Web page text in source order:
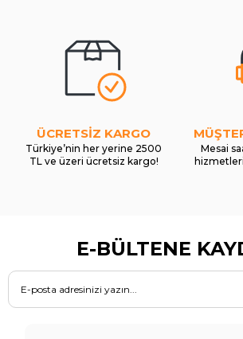
ÜCRETSİZ KARGO
Türkiye’nin her yerine 2500
TL ve üzeri ücretsiz kargo!
Mesai
E-BÜLTENE